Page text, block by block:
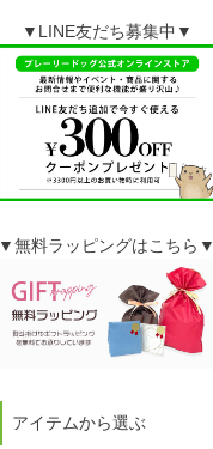
▼LINE友だち募集中▼
▼無料ラッピングはこちら▼
アイテムから選ぶ